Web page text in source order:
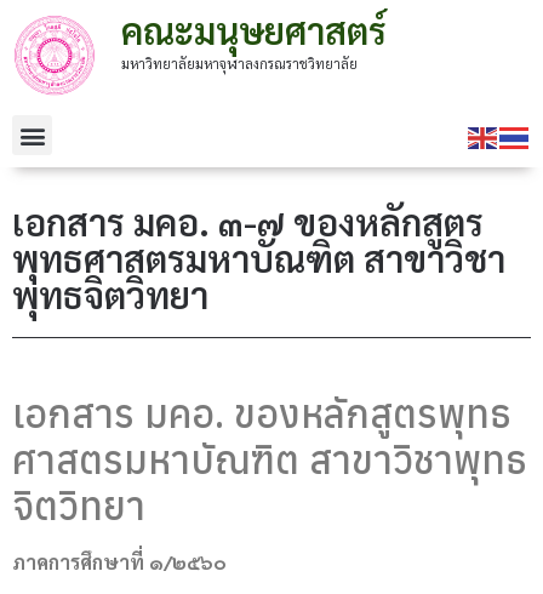
คณะมนุษยศาสตร์
มหาวิทยาลัยมหาจุฬาลงกรณราชวิทยาลัย
เอกสาร มคอ. ๓-๗ ของหลักสูตร
พุทธศาสตรมหาบัณฑิต สาขาวิชา
พุทธจิตวิทยา
เอกสาร มคอ. ของหลักสูตรพุทธ
ศาสตรมหาบัณฑิต สาขาวิชาพุทธ
จิตวิทยา
ภาคการศึกษาที่ ๑/๒๕๖๐